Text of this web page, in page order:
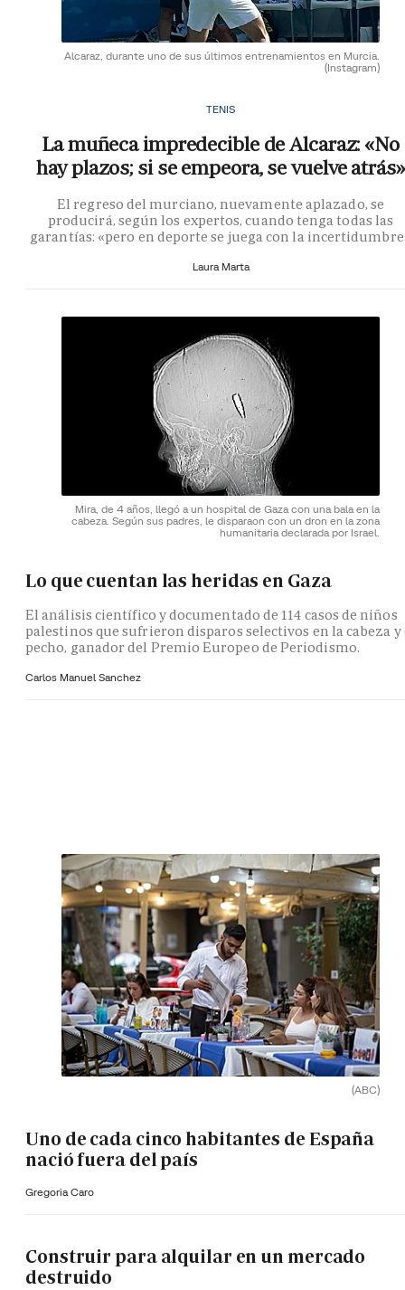
Alcaraz, durante uno de sus últimos entrenamientos en Murcia.
(Instagram)
TENIS
La muñeca impredecible de Alcaraz: «No
hay plazos; si se empeora, se vuelve atrás»
El regreso del murciano, nuevamente aplazado, se
producirá, según los expertos, cuando tenga todas las
garantías: «pero en deporte se juega con la
Laura Marta
Mira, de 4 años, llegó a un hospital de Gaza con una bala en la
cabeza. Según sus padres, le disparaon con un dron en la zona
humanitaria declarada por Israel.
Lo que cuentan las heridas en Gaza
El análisis científico y documentado de 114 casos de niños
palestinos que sufrieron disparos selectivos en la cabeza y
pecho, ganador del Premio Europeo de Periodismo.
Carlos Manuel Sanchez
(ABC)
Uno de cada cinco habitantes de España
nació fuera del país
Gregoria Caro
Construir para alquilar en un mercado
destruido